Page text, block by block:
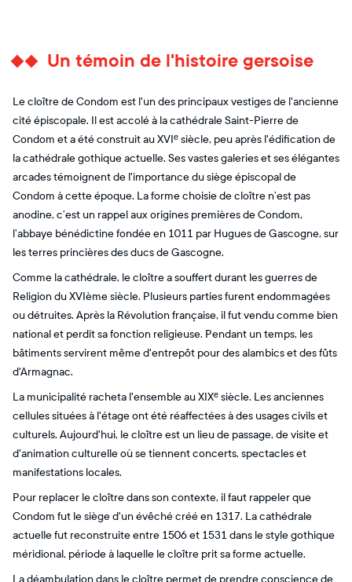
Un témoin de l'histoire gersoise
Le cloître de Condom est l'un des principaux vestiges de l'ancienne
cité épiscopale. Il est accolé à la cathédrale Saint-Pierre de
Condom et a été construit au XVIᵉ siècle, peu après l'édification de
la cathédrale gothique actuelle. Ses vastes galeries et ses élégantes
arcades témoignent de l'importance du siège épiscopal de
Condom à cette époque. La forme choisie de cloître n’est pas
anodine, c’est un rappel aux origines premières de Condom,
l’abbaye bénédictine fondée en 1011 par Hugues de Gascogne, sur
les terres princières des ducs de Gascogne.
Comme la cathédrale, le cloître a souffert durant les guerres de
Religion du XVIème siècle. Plusieurs parties furent endommagées
ou détruites. Après la Révolution française, il fut vendu comme bien
national et perdit sa fonction religieuse. Pendant un temps, les
bâtiments servirent même d'entrepôt pour des alambics et des fûts
d'Armagnac.
La municipalité racheta l'ensemble au XIXᵉ siècle. Les anciennes
cellules situées à l'étage ont été réaffectées à des usages civils et
culturels. Aujourd'hui, le cloître est un lieu de passage, de visite et
d'animation culturelle où se tiennent concerts, spectacles et
manifestations locales.
Pour replacer le cloître dans son contexte, il faut rappeler que
Condom fut le siège d'un évêché créé en 1317. La cathédrale
actuelle fut reconstruite entre 1506 et 1531 dans le style gothique
méridional, période à laquelle le cloître prit sa forme actuelle.
La déambulation dans le cloître permet de prendre conscience de